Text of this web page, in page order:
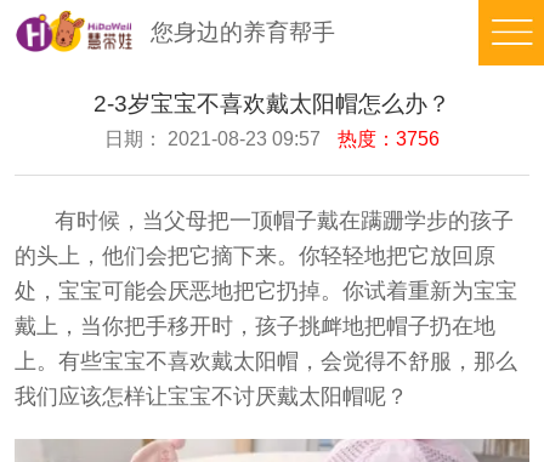
您身边的养育帮手
事
养
育
期
智
能
豆
苗
在
线
在
线
测
评
培
养
体
托
育
在
2-3岁宝宝不喜欢戴太阳帽怎么办？
日期： 2021-08-23 09:57 热度：3756
有时候，当父母把一顶帽子戴在蹒跚学步的孩子
的头上，他们会把它摘下来。你轻轻地把它放回原
处，宝宝可能会厌恶地把它扔掉。你试着重新为宝宝
戴上，当你把手移开时，孩子挑衅地把帽子扔在地
上。有些宝宝不喜欢戴太阳帽，会觉得不舒服，那么
我们应该怎样让宝宝不讨厌戴太阳帽呢？